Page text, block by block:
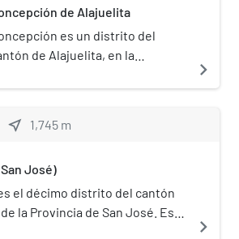
de Alajuelita
es un distrito del
de Alajuelita, en la
navigate_next
near_me 1,745 m
José)
el décimo distrito del cantón
la Provincia de San José. Es
navigate_next